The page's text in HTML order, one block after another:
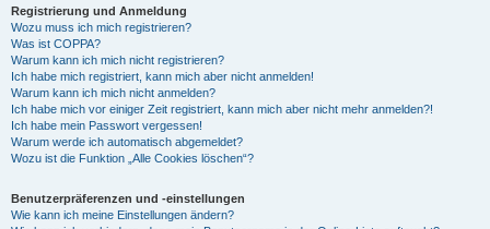
Registrierung und Anmeldung
Wozu muss ich mich registrieren?
Was ist COPPA?
Warum kann ich mich nicht registrieren?
Ich habe mich registriert, kann mich aber nicht anmelden!
Warum kann ich mich nicht anmelden?
Ich habe mich vor einiger Zeit registriert, kann mich aber nicht mehr anmelden?!
Ich habe mein Passwort vergessen!
Warum werde ich automatisch abgemeldet?
Wozu ist die Funktion „Alle Cookies löschen“?
Benutzerpräferenzen und -einstellungen
Wie kann ich meine Einstellungen ändern?